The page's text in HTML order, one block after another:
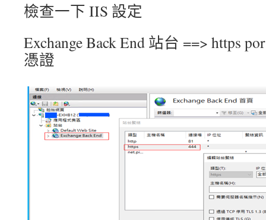
檢查一下 IIS 設定
Exchange Back End 站台 ==> https
憑證